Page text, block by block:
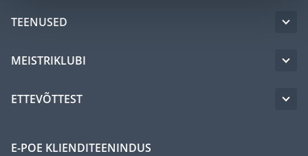
TEENUSED
MEISTRIKLUBI
ETTEVÕTTEST
E-POE KLIENDITEENINDUS